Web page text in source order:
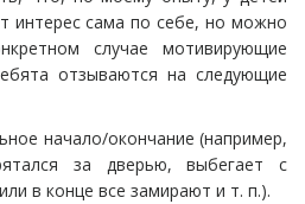
интерес сама по себе, но можно
случае мотивирующие
отзываются на следующие
начало/окончание (например,
за дверью, выбегает с
в конце все замирают и т. п.).